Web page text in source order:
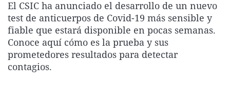
La rosa de los vientos
Gente viajera
Como el perro y el
Caso
Retornados
Equipo de
Extremadura
Galicia
La Rioja
Virales
Televisión
Elecciones
El CSIC ha anunciado el desarrollo de un nuevo
test de anticuerpos de Covid-19 más sensible y
fiable que estará disponible en pocas semanas.
Conoce aquí cómo es la prueba y sus
prometedores resultados para detectar
contagios.